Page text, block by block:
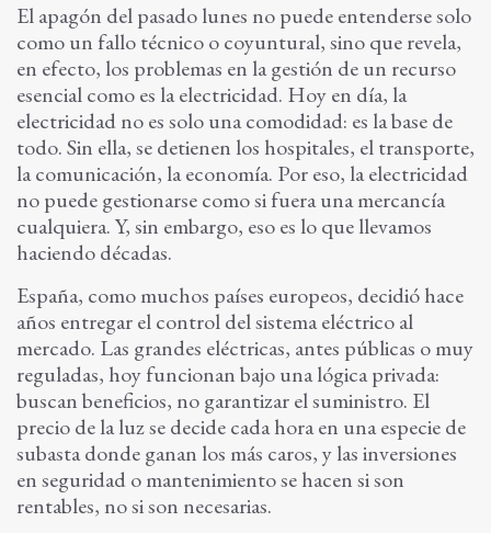
El apagón del pasado lunes no puede entenderse solo
como un fallo técnico o coyuntural, sino que revela,
en efecto, los problemas en la gestión de un recurso
esencial como es la electricidad. Hoy en día, la
electricidad no es solo una comodidad: es la base de
todo. Sin ella, se detienen los hospitales, el transporte,
la comunicación, la economía. Por eso, la electricidad
no puede gestionarse como si fuera una mercancía
cualquiera. Y, sin embargo, eso es lo que llevamos
haciendo décadas.
España, como muchos países europeos, decidió hace
años entregar el control del sistema eléctrico al
mercado. Las grandes eléctricas, antes públicas o muy
reguladas, hoy funcionan bajo una lógica privada:
buscan beneficios, no garantizar el suministro. El
precio de la luz se decide cada hora en una especie de
subasta donde ganan los más caros, y las inversiones
en seguridad o mantenimiento se hacen si son
rentables, no si son necesarias.